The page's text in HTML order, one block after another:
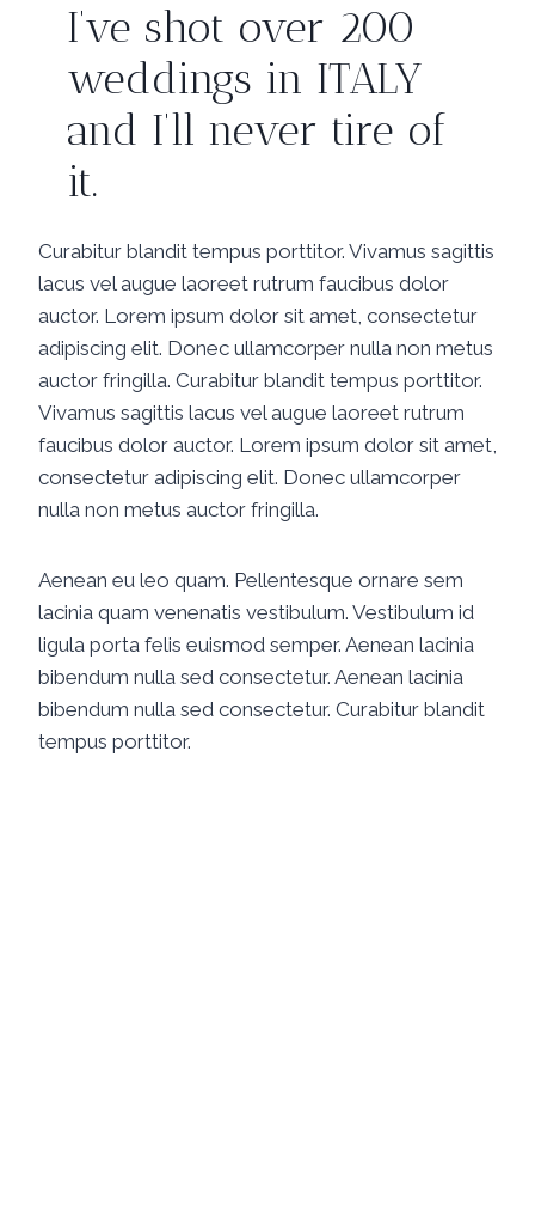
I’ve shot over 200
weddings in ITALY
and I’ll never tire of
it.
Curabitur blandit tempus porttitor. Vivamus sagittis
lacus vel augue laoreet rutrum faucibus dolor
auctor. Lorem ipsum dolor sit amet, consectetur
adipiscing elit. Donec ullamcorper nulla non metus
auctor fringilla. Curabitur blandit tempus porttitor.
Vivamus sagittis lacus vel augue laoreet rutrum
faucibus dolor auctor. Lorem ipsum dolor sit amet,
consectetur adipiscing elit. Donec ullamcorper
nulla non metus auctor fringilla.
Aenean eu leo quam. Pellentesque ornare sem
lacinia quam venenatis vestibulum. Vestibulum id
ligula porta felis euismod semper. Aenean lacinia
bibendum nulla sed consectetur. Aenean lacinia
bibendum nulla sed consectetur. Curabitur blandit
tempus porttitor.